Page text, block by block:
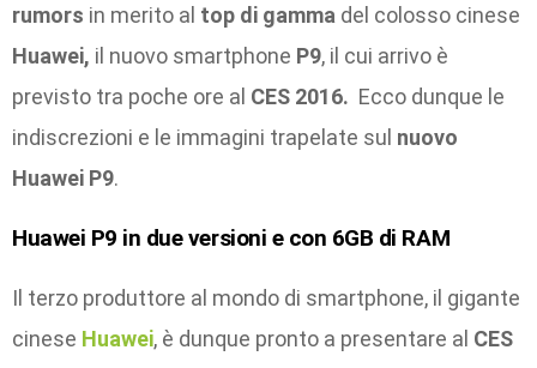
rumors in merito al top di gamma del colosso cinese
Huawei, il nuovo smartphone P9, il cui arrivo è
previsto tra poche ore al CES 2016. Ecco dunque le
indiscrezioni e le immagini trapelate sul nuovo
Huawei P9.
Huawei P9 in due versioni e con 6GB di RAM
Il terzo produttore al mondo di smartphone, il gigante
cinese Huawei, è dunque pronto a presentare al CES